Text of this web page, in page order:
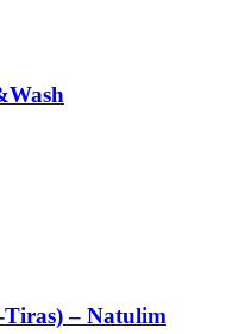
– Natulim